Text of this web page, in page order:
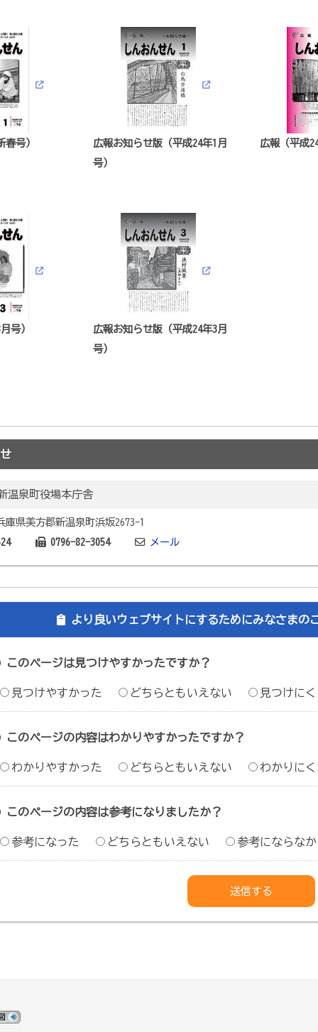
号）
広報お知らせ版（平成24年1月
号）
広報（平成
号）
広報お知らせ版（平成24年3月
号）
温泉町役場本庁舎
県美方郡新温泉町浜坂2673-1
0796-82-3054 メール
より良いウェブサイトにするためにみなさまの
このページは見つけやすかったですか？
見つけやすかった どちらともいえない 見つけに
このページの内容はわかりやすかったですか？
わかりやすかった どちらともいえない わかりに
このページの内容は参考になりましたか？
参考になった どちらともいえない 参考にならな